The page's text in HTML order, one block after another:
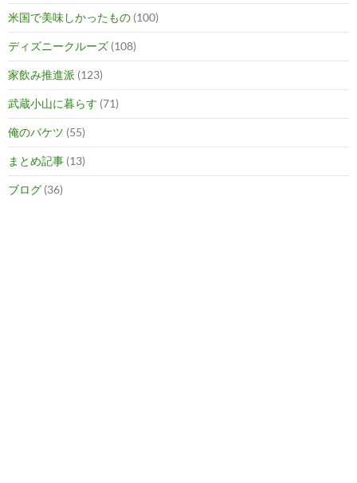
米国で美味しかったもの (100)
ディズニークルーズ (108)
家飲み推進派 (123)
武蔵小山に暮らす (71)
俺のバケツ (55)
まとめ記事 (13)
ブログ (36)